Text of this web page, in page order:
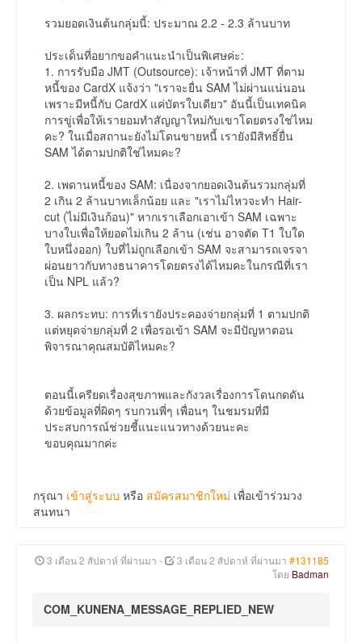
รวมยอดเงินต้นกลุ่มนี้: ประมาณ 2.2 - 2.3 ล้านบาท
ประเด็นที่อยากขอคำแนะนำเป็นพิเศษค่ะ:
1. การรับมือ JMT (Outsource): เจ้าหน้าที่ JMT ที่ตาม
หนี้ของ CardX แจ้งว่า "เราจะยื่น SAM ไม่ผ่านแน่นอน
เพราะมีหนี้กับ CardX แค่บัตรใบเดียว" อันนี้เป็นเทคนิค
การขู่เพื่อให้เรายอมทำสัญญาใหม่กับเขาโดยตรงใช่ไหม
คะ? ในเมื่อสถานะยังไม่โดนขายหนี้ เรายังมีสิทธิ์ยื่น
SAM ได้ตามปกติใช่ไหมคะ?
2. เพดานหนี้ของ SAM: เนื่องจากยอดเงินต้นรวมกลุ่มที่
2 เกิน 2 ล้านบาทเล็กน้อย และ "เราไม่ไหวจะทำ Hair-
cut (ไม่มีเงินก้อน)" หากเราเลือกเอาเข้า SAM เฉพาะ
บางใบเพื่อให้ยอดไม่เกิน 2 ล้าน (เช่น อาจตัด T1 ใบใด
ใบหนึ่งออก) ใบที่ไม่ถูกเลือกเข้า SAM จะสามารถเจรจา
ผ่อนยาวกับทางธนาคารโดยตรงได้ไหมคะในกรณีที่เรา
เป็น NPL แล้ว?
3. ผลกระทบ: การที่เรายังประคองจ่ายกลุ่มที่ 1 ตามปกติ
แต่หยุดจ่ายกลุ่มที่ 2 เพื่อรอเข้า SAM จะมีปัญหาตอน
พิจารณาคุณสมบัติไหมคะ?
ตอนนี้เครียดเรื่องสุขภาพและกังวลเรื่องการโดนกดดัน
ด้วยข้อมูลที่ผิดๆ รบกวนพี่ๆ เพื่อนๆ ในชมรมที่มี
ประสบการณ์ช่วยชี้แนะแนวทางด้วยนะคะ
ขอบคุณมากค่ะ
กรุณา เข้าสู่ระบบ หรือ สมัครสมาชิกใหม่ เพื่อเข้าร่วมวง
สนทนา
3 เดือน 2 สัปดาห์ ที่ผ่านมา - 3 เดือน 2 สัปดาห์ ที่ผ่านมา #131185
โดย Badman
COM_KUNENA_MESSAGE_REPLIED_NEW